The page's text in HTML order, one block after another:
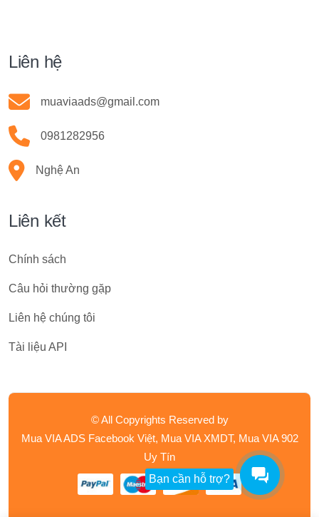
Bạn cần hỗ trợ?
Liên hệ
muaviaads@gmail.com
0981282956
Nghệ An
Liên kết
Chính sách
Câu hỏi thường gặp
Liên hệ chúng tôi
Tài liệu API
© All Copyrights Reserved by
Mua VIA ADS Facebook Việt, Mua VIA XMDT, Mua VIA 902
Uy Tín